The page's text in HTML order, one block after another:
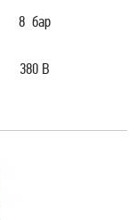
8 бар
380 В